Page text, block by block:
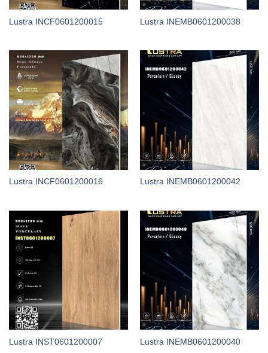
Lustra INCF0601200015 Lustra INEMB0601200038
Lustra INCF0601200016 Lustra INEMB0601200042
Lustra INST0601200007 Lustra INEMB0601200040